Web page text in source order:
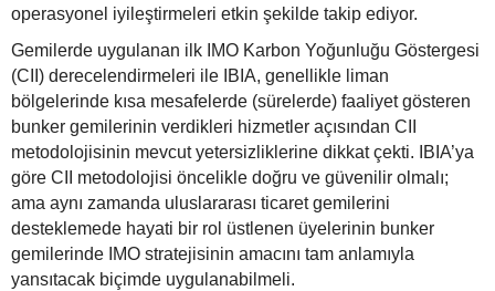
operasyonel iyileştirmeleri etkin şekilde takip ediyor.
Gemilerde uygulanan ilk IMO Karbon Yoğunluğu Göstergesi
(CII) derecelendirmeleri ile IBIA, genellikle liman
bölgelerinde kısa mesafelerde (sürelerde) faaliyet gösteren
bunker gemilerinin verdikleri hizmetler açısından CII
metodolojisinin mevcut yetersizliklerine dikkat çekti. IBIA’ya
göre CII metodolojisi öncelikle doğru ve güvenilir olmalı;
ama aynı zamanda uluslararası ticaret gemilerini
desteklemede hayati bir rol üstlenen üyelerinin bunker
gemilerinde IMO stratejisinin amacını tam anlamıyla
yansıtacak biçimde uygulanabilmeli.